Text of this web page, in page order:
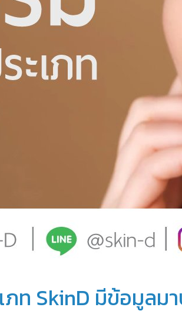
ภท SkinD มีข้อมูลม